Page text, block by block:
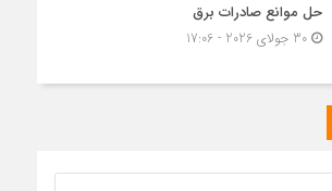
حل موانع صادرات برق
30 جولای 2026 - 17:06